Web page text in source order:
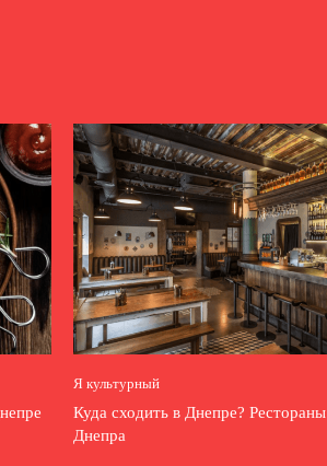
Я культурный
Куда сходить в Днепре?
Днепра